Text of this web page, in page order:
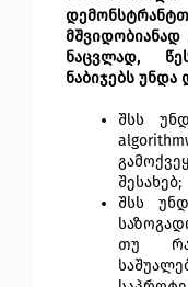
ნაცვლად,
ნაბიჯებს უნდა
შსს
შესახებ;
შსს
თუ რა